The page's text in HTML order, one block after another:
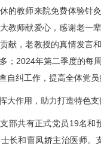
的教师来院免费体验针
教师献爱心，感谢老一
献，老教授的真情发言
；2024年第二季度的每
自纠工作，提高全体党员
大作用，助力打造特色支
部共有正式党员19名和
长和曹凤娇主治医师。